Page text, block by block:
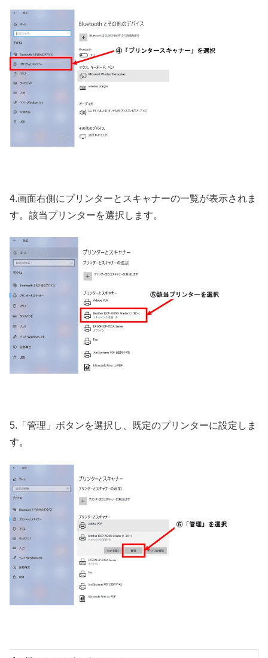
4.画面右側にプリンターとスキャナーの一覧が表示されま
す。該当プリンターを選択します。
5.「管理」ボタンを選択し、既定のプリンターに設定しま
す。